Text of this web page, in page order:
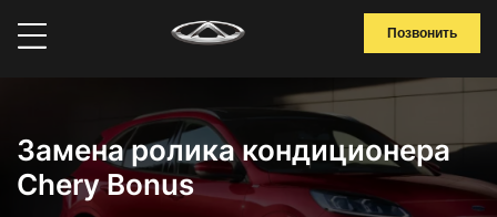
Позвонить
Замена ролика кондиционера
Chery Bonus